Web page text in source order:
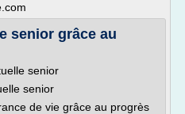
senior grâce au
senior
senior
de vie grâce au progrès